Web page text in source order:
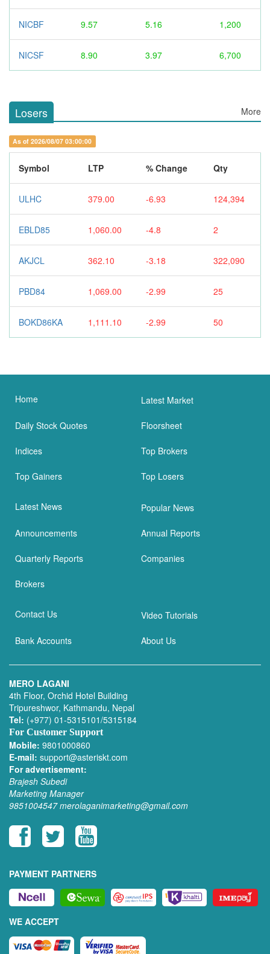
NICBF 9.57 5.16 1,200
NICSF 8.90 3.97 6,700
Losers More
As of 2026/08/07 03:00:00
Symbol LTP % Change Qty
ULHC 379.00 -6.93 124,394
EBLD85 1,060.00 -4.8 2
AKJCL 362.10 -3.18 322,090
PBD84 1,069.00 -2.99 25
BOKD86KA 1,111.10 -2.99 50
Home Latest Market
Daily Stock Quotes Floorsheet
Indices Top Brokers
Top Gainers Top Losers
Latest News Popular News
Announcements Annual Reports
Quarterly Reports Companies
Brokers
Contact Us Video Tutorials
Bank Accounts About Us
MERO LAGANI
4th Floor, Orchid Hotel Building
Tripureshwor, Kathmandu, Nepal
Tel: (+977) 01-5315101/5315184
For Customer Support
Mobile: 9801000860
E-mail: support@asteriskt.com
For advertisement:
Brajesh Subedi
Marketing Manager
9851004547 merolaganimarketing@gmail.com
PAYMENT PARTNERS
WE ACCEPT